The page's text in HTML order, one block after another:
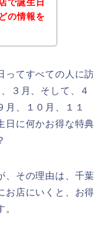
で誕生日
の情報を
ってすべての人に訪
３月、そして、４
月、１０月、１１
日に何かお得な特典
、その理由は、千葉
お店にいくと、お得